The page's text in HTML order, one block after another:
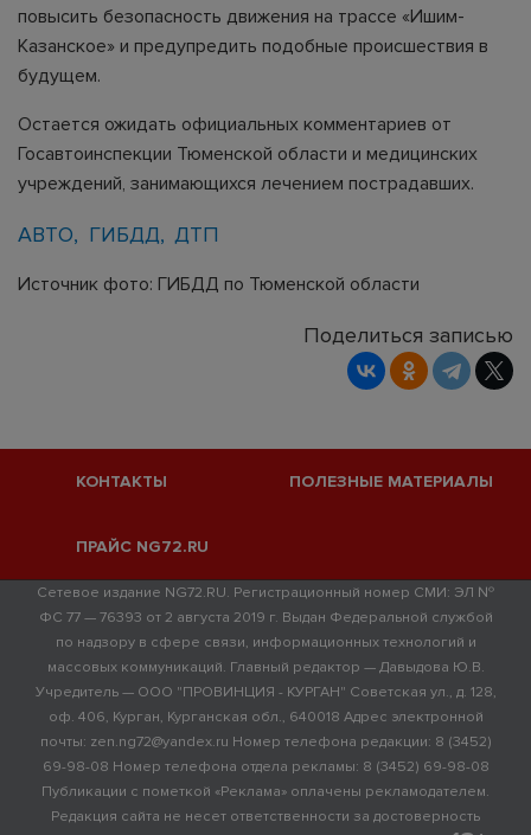
повысить безопасность движения на трассе «Ишим-
Казанское» и предупредить подобные происшествия в
будущем.
Остается ожидать официальных комментариев от
Госавтоинспекции Тюменской области и медицинских
учреждений, занимающихся лечением пострадавших.
АВТО ГИБДД ДТП
Источник фото: ГИБДД по Тюменской области
Поделиться записью
КОНТАКТЫ ПОЛЕЗНЫЕ МАТЕРИАЛЫ
ПРАЙС NG72.RU
Сетевое издание NG72.RU. Регистрационный номер СМИ: ЭЛ №
ФС 77 — 76393 от 2 августа 2019 г. Выдан Федеральной службой
по надзору в сфере связи, информационных технологий и
массовых коммуникаций. Главный редактор — Давыдова Ю.В.
Учредитель — ООО "ПРОВИНЦИЯ - КУРГАН" Советская ул., д. 128,
оф. 406, Курган, Курганская обл., 640018 Адрес электронной
почты: zen.ng72@yandex.ru Номер телефона редакции: 8 (3452)
69-98-08 Номер телефона отдела рекламы: 8 (3452) 69-98-08
Публикации с пометкой «Реклама» оплачены рекламодателем.
Редакция сайта не несет ответственности за достоверность